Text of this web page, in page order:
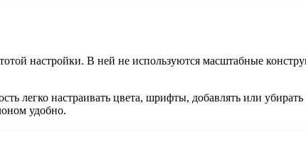
настройки. В ней не используются масштабные
легко настраивать цвета, шрифты, добавлять или
удобно.